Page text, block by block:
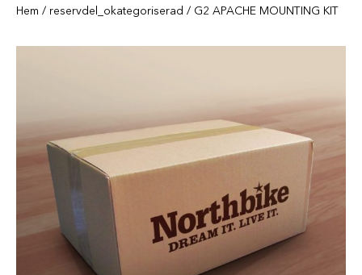
Hem / reservdel_okategoriserad / G2 APACHE MOUNTING KIT